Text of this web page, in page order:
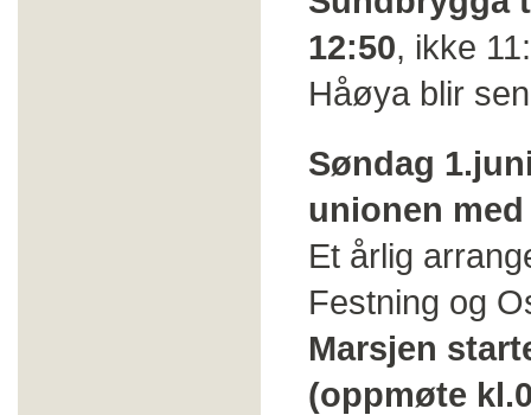
12:50, ikke
Håøya blir
Søndag
unionen med
Et årlig
Festning og
Marsjen
(oppmøte